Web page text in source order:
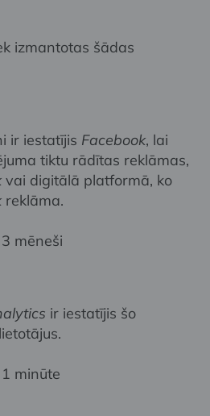
izmantotas šādas
ir iestatījis Facebook, lai
tiktu rādītas reklāmas,
vai digitālā platformā, ko
reklāma.
mēneši
ir iestatījis šo
minūte